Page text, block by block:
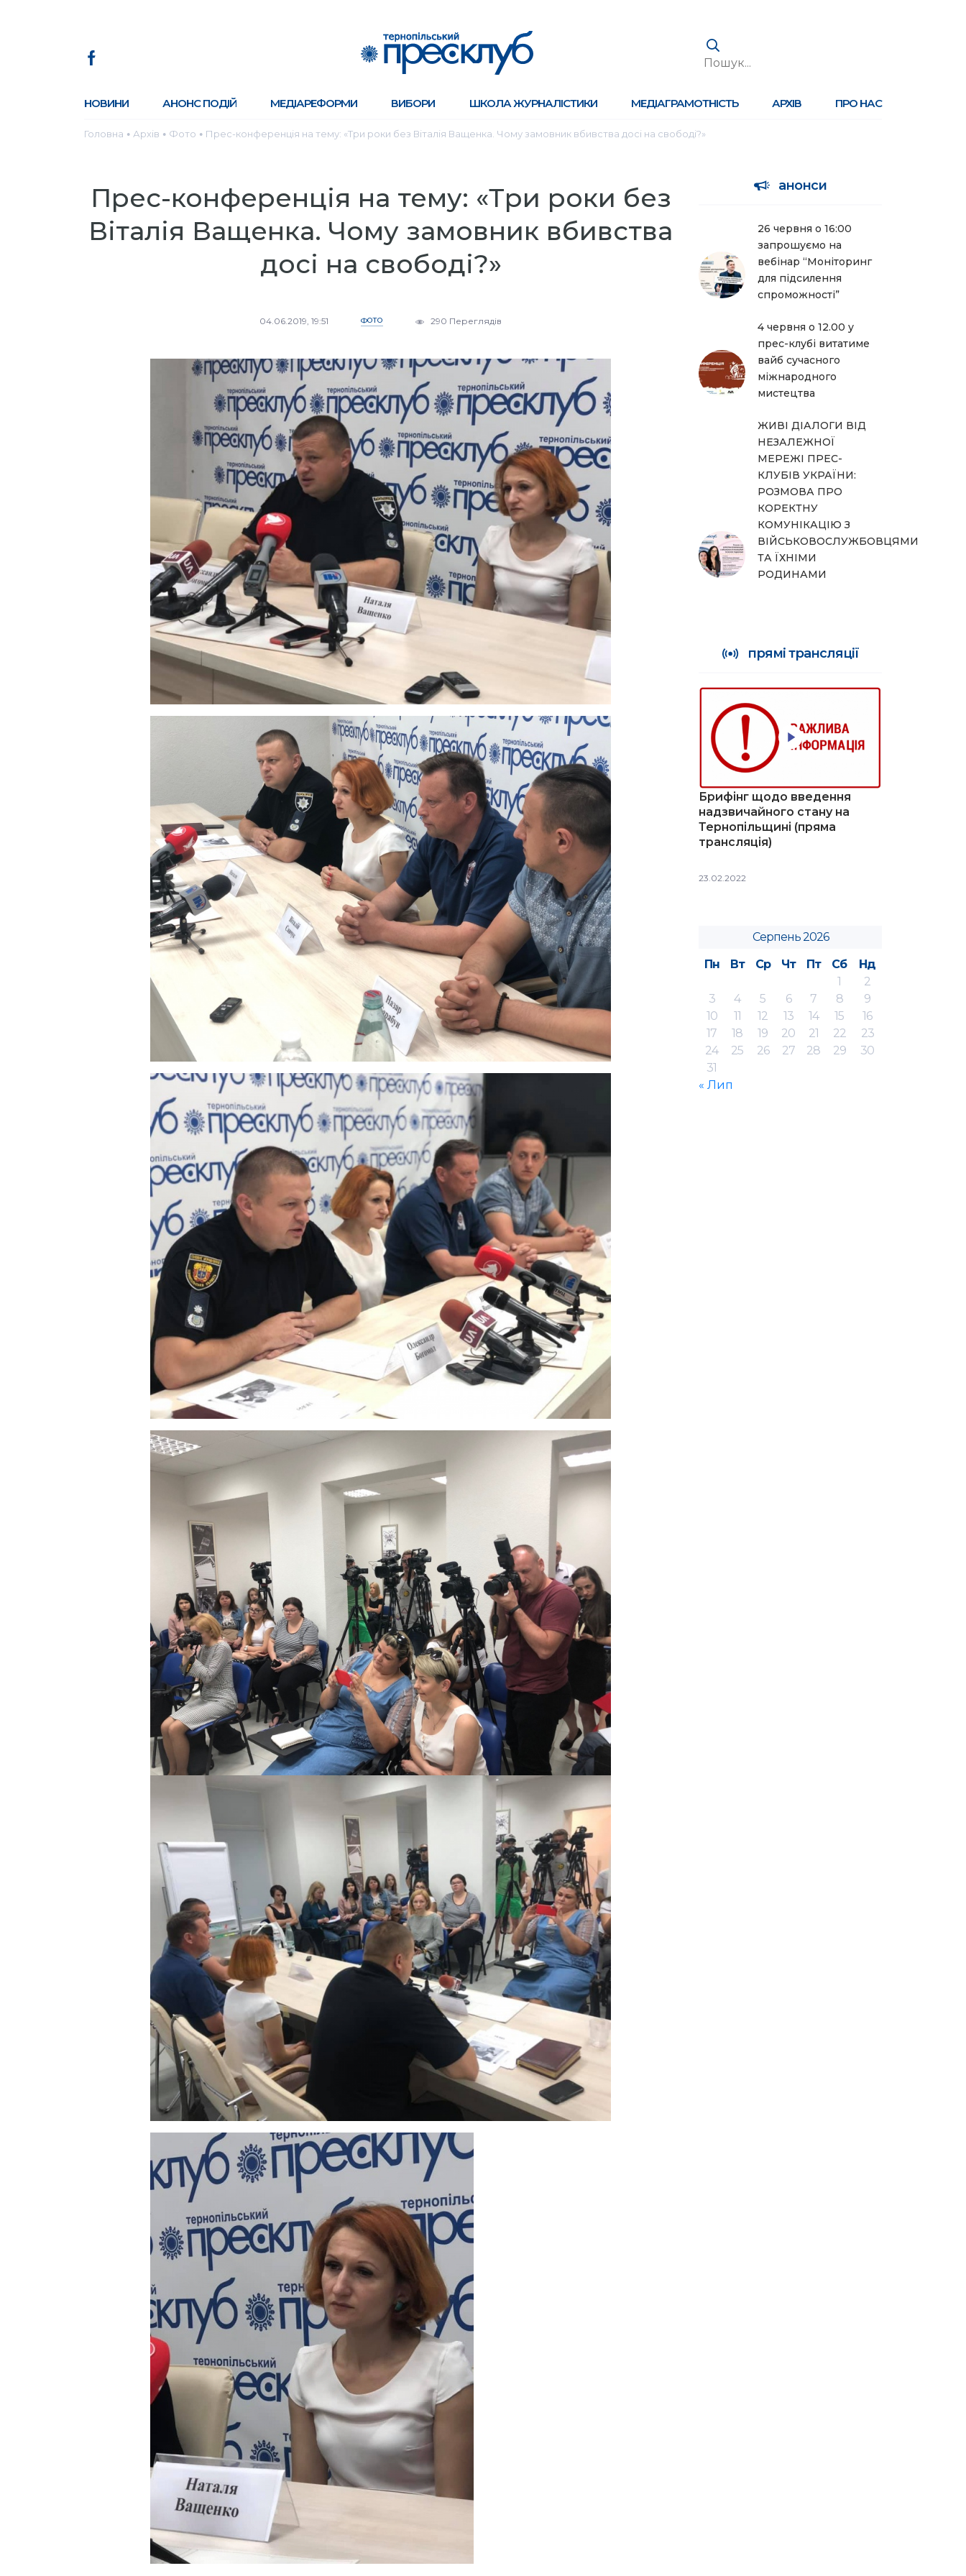
НОВИНИ АНОНС ПОДІЙ МЕДІАРЕФОРМИ ВИБОРИ ШКОЛА ЖУРНАЛІСТИКИ МЕДІАГРАМОТНІСТЬ АРХІВ ПРО НАС
Головна ● Архів ● Фото ● Прес-конференція на тему: «Три роки без Віталія Ващенка. Чому замовник вбивства досі на свободі?»
Прес-конференція на тему: «Три роки без
Віталія Ващенка. Чому замовник вбивства
досі на свободі?»
04.06.2019, 19:51 ФОТО 290 Переглядів
анонси
26 червня о 16:00
запрошуємо на
вебінар “Моніторинг
для підсилення
спроможності”
4 червня о 12.00 у
прес-клубі витатиме
вайб сучасного
міжнародного
мистецтва
ЖИВІ ДІАЛОГИ ВІД
НЕЗАЛЕЖНОЇ
МЕРЕЖІ ПРЕС-
КЛУБІВ УКРАЇНИ:
РОЗМОВА ПРО
КОРЕКТНУ
КОМУНІКАЦІЮ З
ВІЙСЬКОВОСЛУЖБОВЦЯМИ
ТА ЇХНІМИ
РОДИНАМИ
прямі трансляції
Брифінг щодо введення
надзвичайного стану на
Тернопільщині (пряма
трансляція)
23.02.2022
Серпень 2026
Пн
Вт Ср Чт Пт Сб
Нд
1
2
3
4 5 6 7 8
9
10
11 12 13 14 15
16
17
18 19 20 21 22
23
24
25 26 27 28 29
30
31
« Лип